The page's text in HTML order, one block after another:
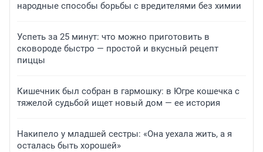
народные способы борьбы с вредителями без химии
Успеть за 25 минут: что можно приготовить в
сковороде быстро — простой и вкусный рецепт
пиццы
Кишечник был собран в гармошку: в Югре кошечка с
тяжелой судьбой ищет новый дом — ее история
Накипело у младшей сестры: «Она уехала жить, а я
осталась быть хорошей»